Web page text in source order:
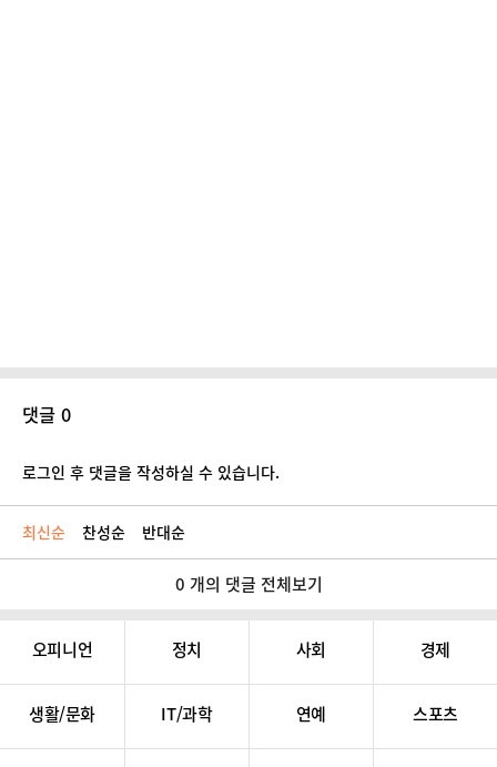
댓글 0
로그인 후 댓글을 작성하실 수 있습니다.
최신순 찬성순 반대순
0 개의 댓글 전체보기
오피니언 정치 사회 경제
생활/문화 IT/과학 연예 스포츠